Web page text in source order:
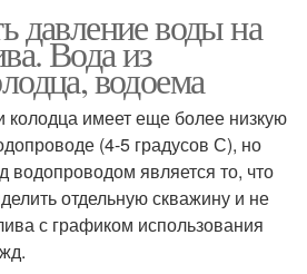
давление воды на
Вода из
водоема
колодца имеет еще более низкую
(4-5 градусов С), но
является то, что
отдельную скважину и не
с графиком использования